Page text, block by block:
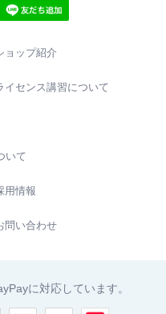
ョップ紹介
イセンス講習について
いて
用情報
問い合わせ
に対応しています。